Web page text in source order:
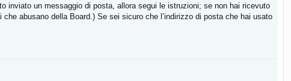
inviato un messaggio di posta, allora segui le istruzioni; se non hai ricevuto
abusano della Board.) Se sei sicuro che l’indirizzo di posta che hai usato